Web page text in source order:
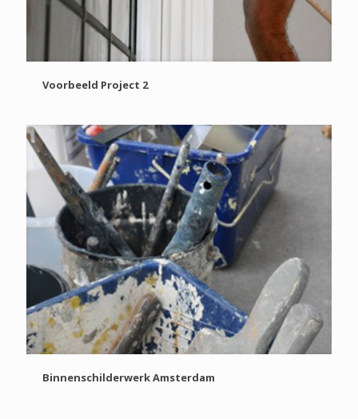
Voorbeeld Project 2
Binnenschilderwerk Amsterdam